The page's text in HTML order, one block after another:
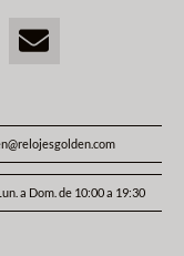
a Dom. de 10:00 a 19:30